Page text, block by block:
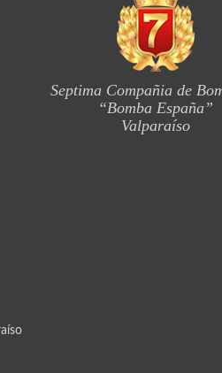
Septima Compañia de
“Bomba España”
Valparaíso